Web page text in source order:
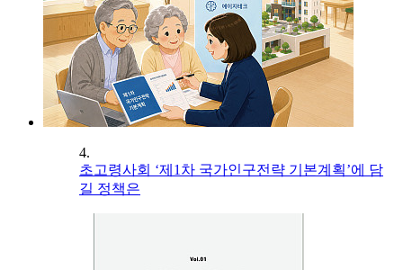
4.
초고령사회 ‘제1차 국가인구전략 기본계획’에 담
길 정책은